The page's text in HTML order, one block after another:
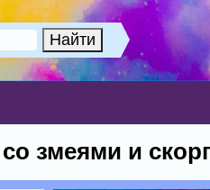
змеями и